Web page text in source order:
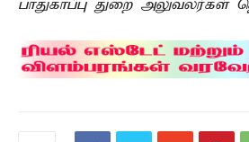
பாதுகாப்பு துறை அலுவலர்கள்